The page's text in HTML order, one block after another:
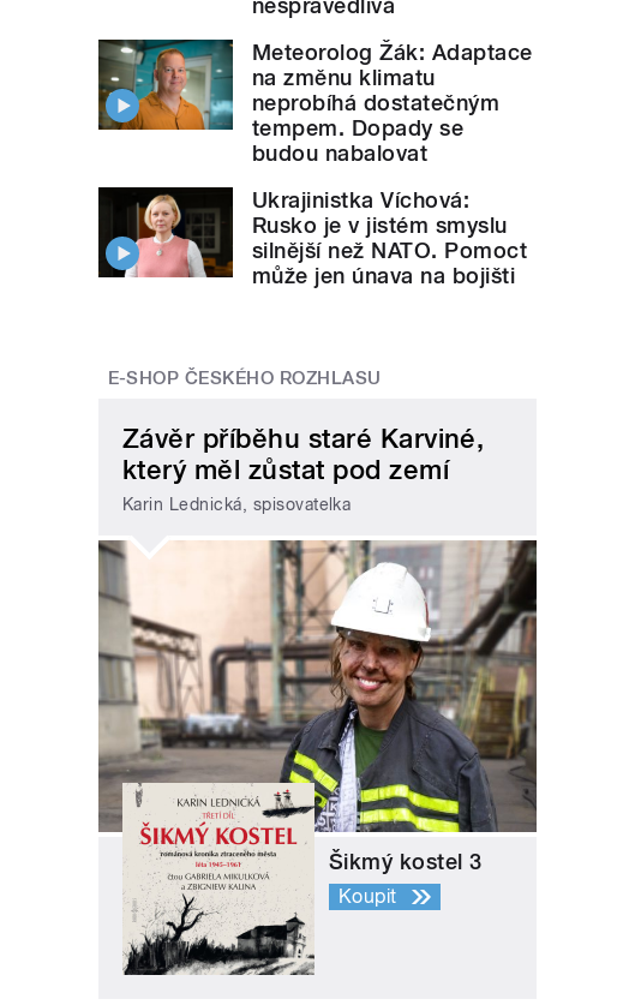
nespravedlivá
Meteorolog Žák: Adaptace
na změnu klimatu
neprobíhá dostatečným
tempem. Dopady se
budou nabalovat
Ukrajinistka Víchová:
Rusko je v jistém smyslu
silnější než NATO. Pomoct
může jen únava na bojišti
E-SHOP ČESKÉHO ROZHLASU
Závěr příběhu staré Karviné,
který měl zůstat pod zemí
Karin Lednická, spisovatelka
Šikmý kostel 3
Koupit